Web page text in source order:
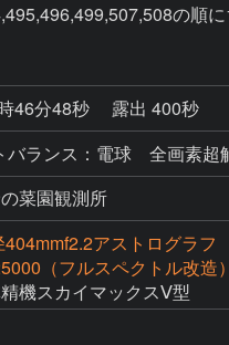
の順
46分48秒
露出 400秒
ランス：電球 全画素
菜園観測所
404mmf2.2アストログラフ
（フルスペクトル改造）
機スカイマックスⅤ型